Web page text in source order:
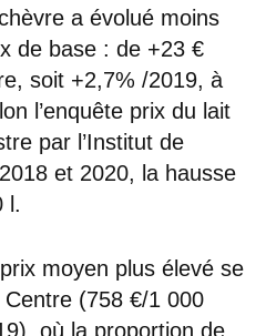
a évolué moins
de base : de +23 €
soit +2,7% /2019, à
l’enquête prix du lait
par l’Institut de
2018 et 2020, la hausse
l.
moyen plus élevé se
(758 €/1 000
où la proportion de